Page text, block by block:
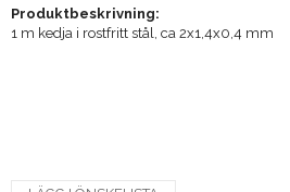
Produktbeskrivning:
1 m kedja i rostfritt stål, ca 2x1,4x0,4 mm